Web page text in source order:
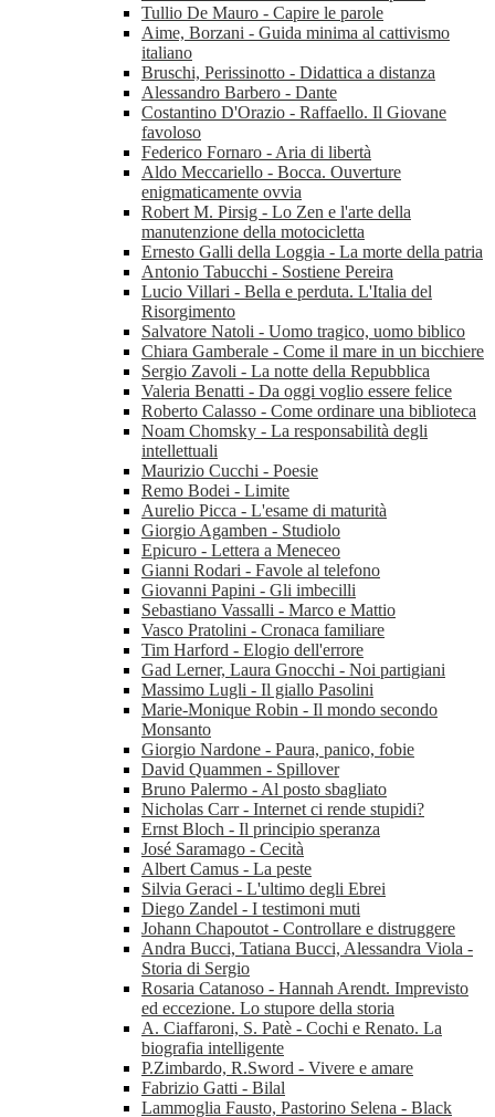
Tullio De Mauro - Capire le parole
Aime, Borzani - Guida minima al cattivismo
italiano
Bruschi, Perissinotto - Didattica a distanza
Alessandro Barbero - Dante
Costantino D'Orazio - Raffaello. Il Giovane
favoloso
Federico Fornaro - Aria di libertà
Aldo Meccariello - Bocca. Ouverture
enigmaticamente ovvia
Robert M. Pirsig - Lo Zen e l'arte della
manutenzione della motocicletta
Ernesto Galli della Loggia - La morte della patria
Antonio Tabucchi - Sostiene Pereira
Lucio Villari - Bella e perduta. L'Italia del
Risorgimento
Salvatore Natoli - Uomo tragico, uomo biblico
Chiara Gamberale - Come il mare in un bicchiere
Sergio Zavoli - La notte della Repubblica
Valeria Benatti - Da oggi voglio essere felice
Roberto Calasso - Come ordinare una biblioteca
Noam Chomsky - La responsabilità degli
intellettuali
Maurizio Cucchi - Poesie
Remo Bodei - Limite
Aurelio Picca - L'esame di maturità
Giorgio Agamben - Studiolo
Epicuro - Lettera a Meneceo
Gianni Rodari - Favole al telefono
Giovanni Papini - Gli imbecilli
Sebastiano Vassalli - Marco e Mattio
Vasco Pratolini - Cronaca familiare
Tim Harford - Elogio dell'errore
Gad Lerner, Laura Gnocchi - Noi partigiani
Massimo Lugli - Il giallo Pasolini
Marie-Monique Robin - Il mondo secondo
Monsanto
Giorgio Nardone - Paura, panico, fobie
David Quammen - Spillover
Bruno Palermo - Al posto sbagliato
Nicholas Carr - Internet ci rende stupidi?
Ernst Bloch - Il principio speranza
José Saramago - Cecità
Albert Camus - La peste
Silvia Geraci - L'ultimo degli Ebrei
Diego Zandel - I testimoni muti
Johann Chapoutot - Controllare e distruggere
Andra Bucci, Tatiana Bucci, Alessandra Viola -
Storia di Sergio
Rosaria Catanoso - Hannah Arendt. Imprevisto
ed eccezione. Lo stupore della storia
A. Ciaffaroni, S. Patè - Cochi e Renato. La
biografia intelligente
P.Zimbardo, R.Sword - Vivere e amare
Fabrizio Gatti - Bilal
Lammoglia Fausto, Pastorino Selena - Black